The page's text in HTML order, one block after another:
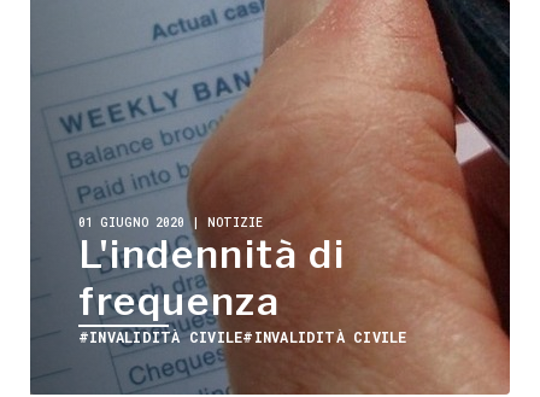
01 GIUGNO 2020 | NOTIZIE
L'indennità di
frequenza
#INVALIDITÀ CIVILE#INVALIDITÀ CIVILE